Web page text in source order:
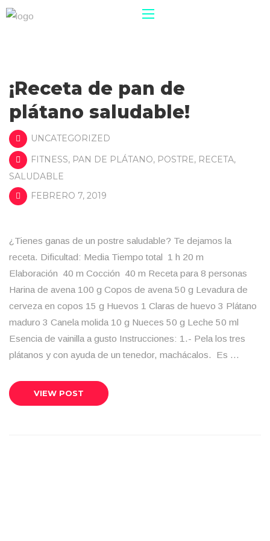
¡Receta de pan de
plátano saludable!
UNCATEGORIZED
FITNESS, PAN DE PLÁTANO, POSTRE, RECETA,
SALUDABLE
FEBRERO 7, 2019
¿Tienes ganas de un postre saludable? Te dejamos la
receta. Dificultad: Media Tiempo total 1 h 20 m
Elaboración 40 m Cocción 40 m Receta para 8 personas
Harina de avena 100 g Copos de avena 50 g Levadura de
cerveza en copos 15 g Huevos 1 Claras de huevo 3 Plátano
maduro 3 Canela molida 10 g Nueces 50 g Leche 50 ml
Esencia de vainilla a gusto Instrucciones: 1.- Pela los tres
plátanos y con ayuda de un tenedor, machácalos. Es …
VIEW POST